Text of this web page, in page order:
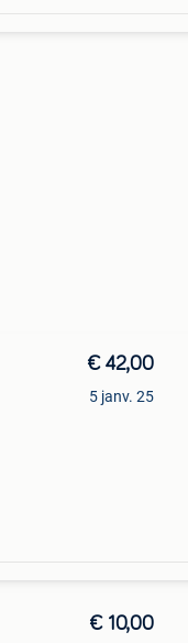
€ 42,00
5 janv. 25
€ 10,00